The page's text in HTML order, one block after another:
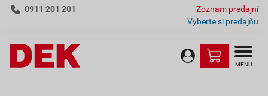
0911 201 201
Zoznam predajní
Vyberte si predajňu
MENU